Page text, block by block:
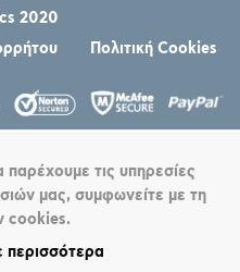
2020
Πολιτική Cookies
τις υπηρεσίες
μας, συμφωνείτε με τη
cookies.